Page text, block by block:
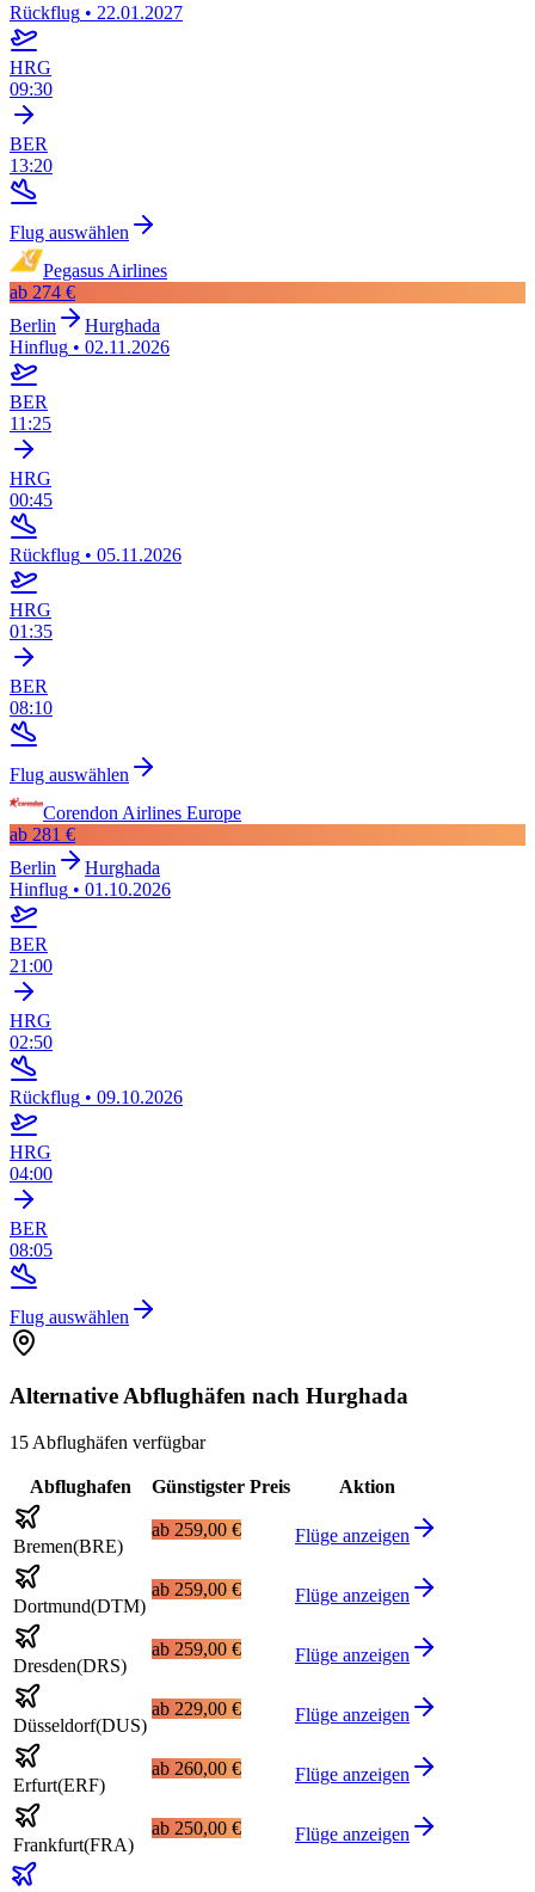
Rückflug • 22.01.2027
HRG
09:30
BER
13:20
Flug auswählen
Pegasus Airlines
ab 274 €
Berlin
Hurghada
Hinflug • 02.11.2026
BER
11:25
HRG
00:45
Rückflug • 05.11.2026
HRG
01:35
BER
08:10
Flug auswählen
Corendon Airlines Europe
ab 281 €
Berlin
Hurghada
Hinflug • 01.10.2026
BER
21:00
HRG
02:50
Rückflug • 09.10.2026
HRG
04:00
BER
08:05
Flug auswählen
Alternative Abflughäfen nach Hurghada
15 Abflughäfen verfügbar
Abflughafen Günstigster Preis Aktion
Bremen(BRE)
ab 259,00 € Flüge anzeigen
Dortmund(DTM)
ab 259,00 € Flüge anzeigen
Dresden(DRS)
ab 259,00 € Flüge anzeigen
Düsseldorf(DUS)
ab 229,00 € Flüge anzeigen
Erfurt(ERF)
ab 260,00 € Flüge anzeigen
Frankfurt(FRA)
ab 250,00 € Flüge anzeigen